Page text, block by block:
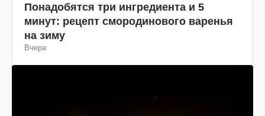
Понадобятся три ингредиента и 5
минут: рецепт смородинового варенья
на зиму
Вчера